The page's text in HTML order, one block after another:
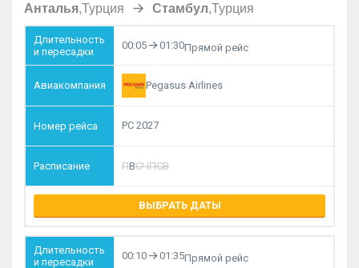
Анталья,Турция Стамбул,Турция
00:05 01:30Прямой рейс
Pegasus Airlines
PC 2027
ПВСЧПСВ
ВЫБРАТЬ ДАТЫ
00:10 01:35Прямой рейс